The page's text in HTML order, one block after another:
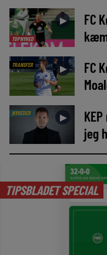
TOPNYHED
►
FC
TRANSFER ►
FC
NYHEDER ►
jeg
TIPSBLADET SPECIAL